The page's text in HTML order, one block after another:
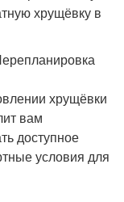
хрущёвку в
хрущёвки
вам
доступное
условия для